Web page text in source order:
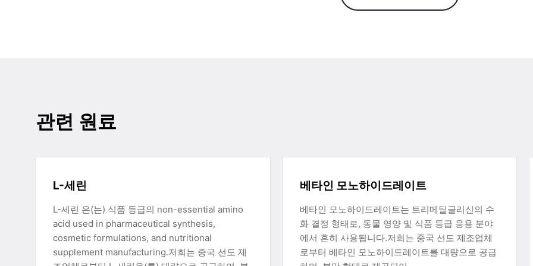
관련 원료
L-세린
L-세린 은(는) 식품 등급의 non-essential amino
acid used in pharmaceutical synthesis,
cosmetic formulations, and nutritional
supplement manufacturing.저희는 중국 선도 제
베타인 모노하이드레이트
베타인 모노하이드레이트는 트리메틸글리신의 수
화 결정 형태로, 동물 영양 및 식품 등급 응용 분야
에서 흔히 사용됩니다.저희는 중국 선도 제조업체
로부터 베타인 모노하이드레이트를 대량으로 공급